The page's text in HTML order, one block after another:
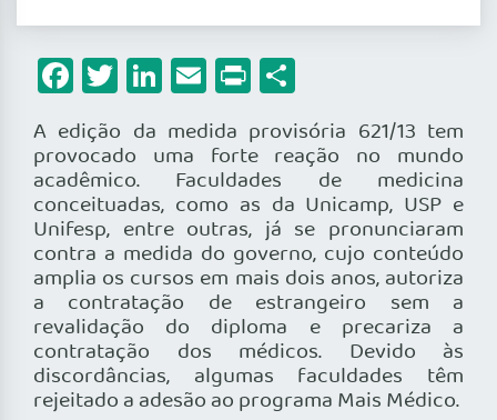
Facebook
Twitter
LinkedIn
Email
Print
A edição da medida provisória 621/13 tem
provocado uma forte reação no mundo
acadêmico. Faculdades de medicina
conceituadas, como as da Unicamp, USP e
Unifesp, entre outras, já se pronunciaram
contra a medida do governo, cujo conteúdo
amplia os cursos em mais dois anos, autoriza
a contratação de estrangeiro sem a
revalidação do diploma e precariza a
contratação dos médicos. Devido às
discordâncias, algumas faculdades têm
rejeitado a adesão ao programa Mais Médico.